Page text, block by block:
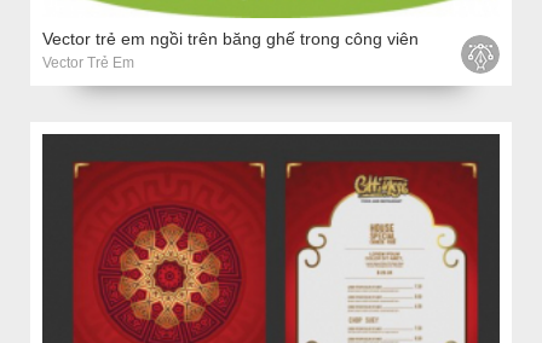
Vector trẻ em ngồi trên băng ghế trong công viên
Vector Trẻ Em